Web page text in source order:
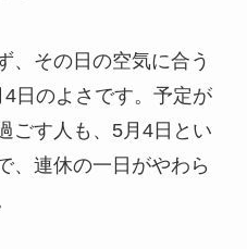
、その日の空気に合う
日のよさです。予定が
ごす人も、5月4日とい
、連休の一日がやわら